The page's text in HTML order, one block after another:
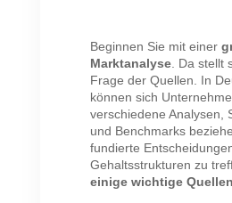
Beginnen Sie mit einer
Marktanalyse. Da stellt
Frage der Quellen. In
können sich
verschiedene Analysen,
und Benchmarks
fundierte
Gehaltsstrukturen zu
einige wichtige Quellen